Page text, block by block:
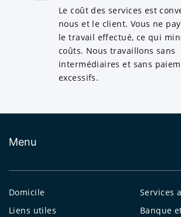
Le coût des services est
nous et le client. Vous ne
le travail effectué, ce qui
coûts. Nous travaillons sans
intermédiaires et sans
excessifs.
Menu
Domicile
Liens utiles
Services
Banque